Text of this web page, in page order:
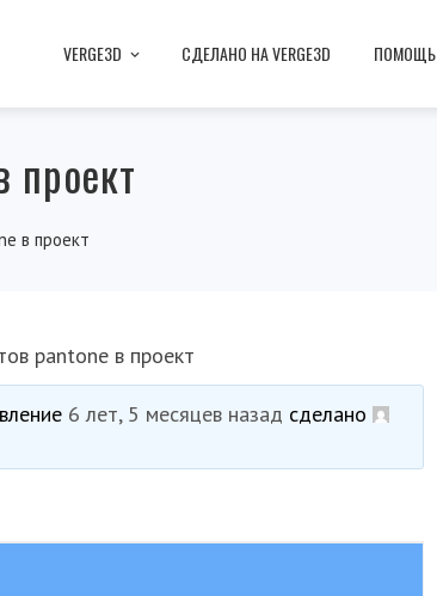
VERGE3D СДЕЛАНО НА VERGE3D ПОМОЩЬ
проект
в проект
pantone в проект
6 лет, 5 месяцев назад сделано